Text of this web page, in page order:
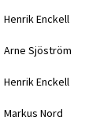
Henrik Enckell
Arne Sjöström
Henrik Enckell
Markus Nord